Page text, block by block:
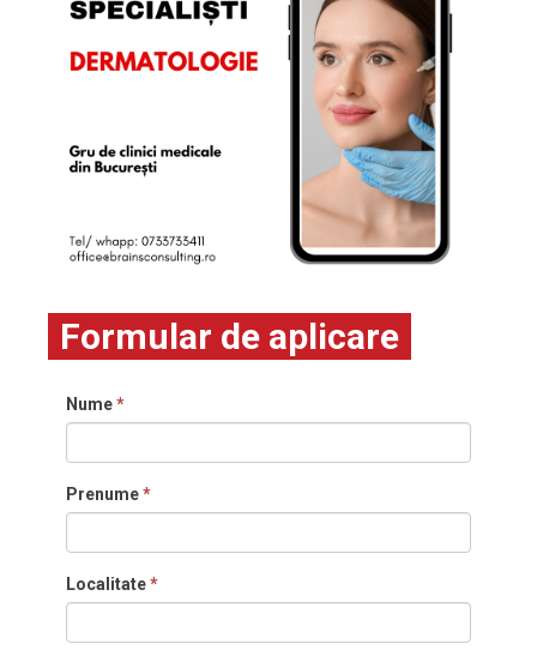
Formular de aplicare
Nume*
Prenume*
Localitate*